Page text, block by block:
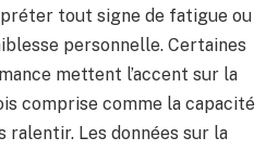
tout signe de fatigue ou
personnelle. Certaines
mettent l’accent sur la
comprise comme la capacité
ralentir. Les données sur la